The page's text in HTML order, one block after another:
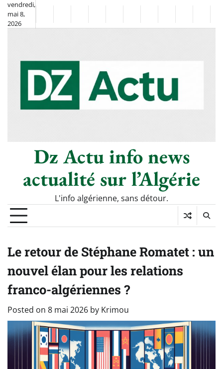
Skip
content
vendredi,
mai 8,
2026
FlashSportclasséDiasporaChronique
Le
Thé
SociétéCultureMondeÉconomie
Tech
Dz Actu info news
actualité sur l’Algérie
L'info algérienne, sans détour.
Le retour de Stéphane Romatet : un
nouvel élan pour les relations
franco-algériennes ?
Posted on 8 mai 2026 by Krimou